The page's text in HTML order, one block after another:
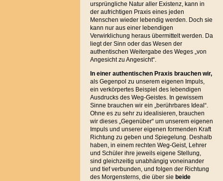
ursprüngliche Natur aller Existenz, kann in
der aufrichtigen Praxis eines jeden
Menschen wieder lebendig werden. Doch sie
kann nur aus einer lebendigen
Verwirklichung heraus übermittelt werden. Da
liegt der Sinn oder das Wesen der
authentischen Weitergabe des Weges „von
Angesicht zu Angesicht“.
In einer authentischen Praxis brauchen wir,
als Gegenpol zu unserem eigenen Impuls,
ein verkörpertes Beispiel des lebendigen
Ausdrucks des Weg-Geistes. In gewissem
Sinne brauchen wir ein „berührbares Ideal“.
Ohne es zu sehr zu idealisieren, brauchen
wir dieses „Gegenüber“ um unserem eigenen
Impuls und unserer eigenen formenden Kraft
Richtung zu geben und Spiegelung. Deshalb
haben, in einem rechten Weg-Geist, Lehrer
und Schüler ihre jeweils eigene Stellung,
sind gleichzeitig unabhängig voneinander
und tief verbunden, und folgen der Richtung
des Morgensterns, die über sie beide